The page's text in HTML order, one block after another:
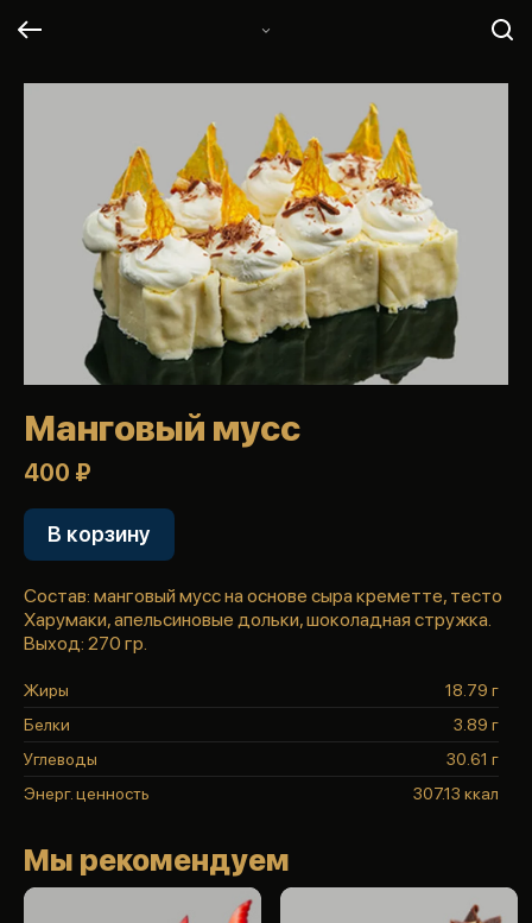
Манговый мусс
400 ₽
В корзину
Состав: манговый мусс на основе сыра креметте, тесто
Харумаки, апельсиновые дольки, шоколадная стружка.
Выход: 270 гр.
Жиры
18.79 г
Белки
3.89 г
Углеводы
30.61 г
Энерг. ценность
307.13 ккал
Мы рекомендуем